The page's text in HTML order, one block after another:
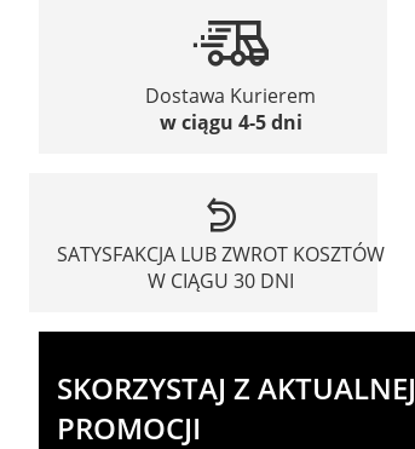
Dostawa Kurierem
w ciągu 4-5 dni
SATYSFAKCJA LUB ZWROT KOSZTÓW
W CIĄGU 30 DNI
SKORZYSTAJ Z AKTUALNEJ
PROMOCJI